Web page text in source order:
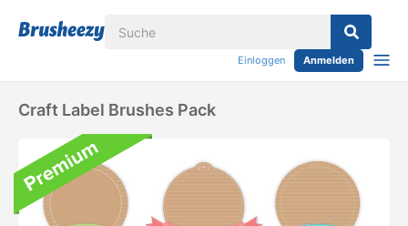
Einloggen Anmelden
Craft Label Brushes Pack